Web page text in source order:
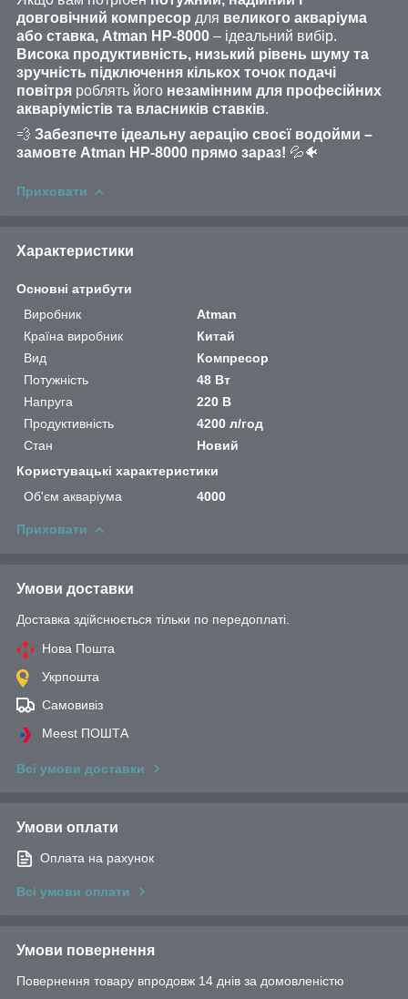
довговічний компресор для великого акваріума
або ставка, Atman HP-8000 – ідеальний вибір.
Висока продуктивність, низький рівень шуму та
зручність підключення кількох точок подачі
повітря роблять його незамінним для професійних
акваріумістів та власників ставків.
💨 Забезпечте ідеальну аерацію своєї водойми –
замовте Atman HP-8000 прямо зараз! 💦🐠
Приховати
Характеристики
Основні атрибути
Виробник
Atman
Країна виробник
Китай
Вид
Компресор
Потужність
48 Вт
Напруга
220 В
Продуктивність
4200 л/год
Стан
Новий
Користувацькі характеристики
Об'єм акваріума
4000
Приховати
Умови доставки
Доставка здійснюється тільки по передоплаті.
Нова Пошта
Укрпошта
Самовивіз
Meest ПОШТА
Всі умови доставки
Умови оплати
Оплата на рахунок
Всі умови оплати
Умови повернення
Повернення товару впродовж 14 днів за домовленістю